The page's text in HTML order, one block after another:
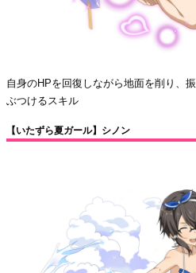
自身のHPを回復しながら地面を削り、
ぶつけるスキル
【いたずら夏ガール】シノン